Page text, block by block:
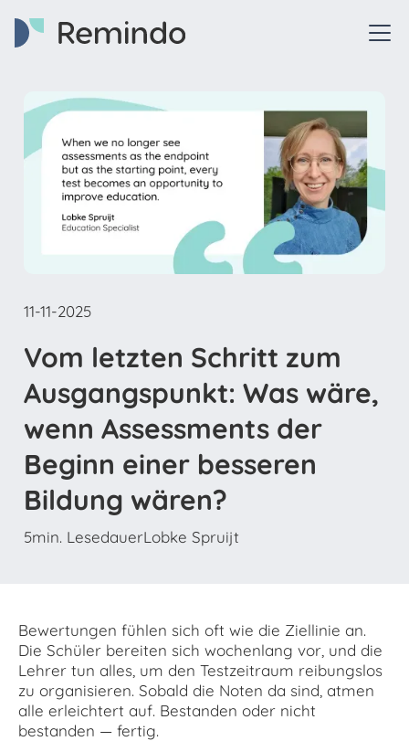
11-11-2025
Vom letzten Schritt zum
Ausgangspunkt: Was wäre,
wenn Assessments der
Beginn einer besseren
Bildung wären?
5min. LesedauerLobke Spruijt
Bewertungen fühlen sich oft wie die Ziellinie an.
Die Schüler bereiten sich wochenlang vor, und die
Lehrer tun alles, um den Testzeitraum reibungslos
zu organisieren. Sobald die Noten da sind, atmen
alle erleichtert auf. Bestanden oder nicht
bestanden — fertig.